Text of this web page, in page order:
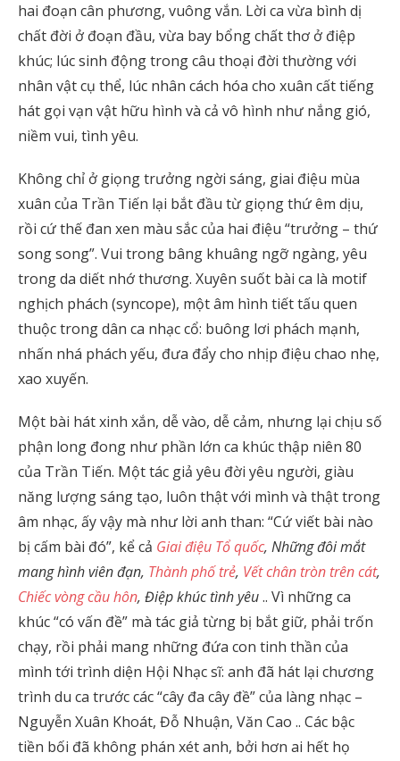
hai đoạn cân phương, vuông vắn. Lời ca vừa bình dị
chất đời ở đoạn đầu, vừa bay bổng chất thơ ở điệp
khúc; lúc sinh động trong câu thoại đời thường với
nhân vật cụ thể, lúc nhân cách hóa cho xuân cất tiếng
hát gọi vạn vật hữu hình và cả vô hình như nắng gió,
niềm vui, tình yêu.
Không chỉ ở giọng trưởng ngời sáng, giai điệu mùa
xuân của Trần Tiến lại bắt đầu từ giọng thứ êm dịu,
rồi cứ thế đan xen màu sắc của hai điệu “trưởng – thứ
song song”. Vui trong bâng khuâng ngỡ ngàng, yêu
trong da diết nhớ thương. Xuyên suốt bài ca là motif
nghịch phách (syncope), một âm hình tiết tấu quen
thuộc trong dân ca nhạc cổ: buông lơi phách mạnh,
nhấn nhá phách yếu, đưa đẩy cho nhịp điệu chao nhẹ,
xao xuyến.
Một bài hát xinh xắn, dễ vào, dễ cảm, nhưng lại chịu số
phận long đong như phần lớn ca khúc thập niên 80
của Trần Tiến. Một tác giả yêu đời yêu người, giàu
năng lượng sáng tạo, luôn thật với mình và thật trong
âm nhạc, ấy vậy mà như lời anh than: “Cứ viết bài nào
bị cấm bài đó”, kể cả Giai điệu Tổ quốc, Những đôi mắt
mang hình viên đạn, Thành phố trẻ, Vết chân tròn trên cát,
Chiếc vòng cầu hôn, Điệp khúc tình yêu.. Vì những ca
khúc “có vấn đề” mà tác giả từng bị bắt giữ, phải trốn
chạy, rồi phải mang những đứa con tinh thần của
mình tới trình diện Hội Nhạc sĩ: anh đã hát lại chương
trình du ca trước các “cây đa cây đề” của làng nhạc –
Nguyễn Xuân Khoát, Đỗ Nhuận, Văn Cao .. Các bậc
tiền bối đã không phán xét anh, bởi hơn ai hết họ